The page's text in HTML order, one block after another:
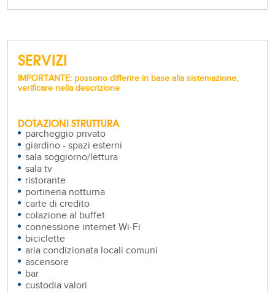
SERVIZI
IMPORTANTE: possono differire in base alla sistemazione,
verificare nella descrizione
DOTAZIONI STRUTTURA
parcheggio privato
giardino - spazi esterni
sala soggiorno/lettura
sala tv
ristorante
portineria notturna
carte di credito
colazione al buffet
connessione internet Wi-Fi
biciclette
aria condizionata locali comuni
ascensore
bar
custodia valori